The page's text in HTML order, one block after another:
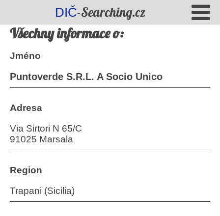
DIČ-Searching.cz
Všechny informace o:
Jméno
Puntoverde S.R.L. A Socio Unico
Adresa
Via Sirtori N 65/C
91025 Marsala
Region
Trapani (Sicilia)